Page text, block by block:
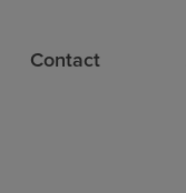
Contact